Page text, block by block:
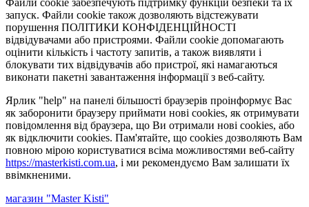
Файли cookie забезпечують підтримку функцій безпеки та їх
запуск. Файли cookie також дозволяють відстежувати
порушення ПОЛІТИКИ КОНФІДЕНЦІЙНОСТІ
відвідувачами або пристроями. Файли cookie допомагають
оцінити кількість і частоту запитів, а також виявляти і
блокувати тих відвідувачів або пристрої, які намагаються
виконати пакетні завантаження інформації з веб-сайту.
Ярлик "help" на панелі більшості браузерів проінформує Вас
як заборонити браузеру приймати нові cookies, як отримувати
повідомлення від браузера, що Ви отримали нові cookies, або
як відключити cookies. Пам'ятайте, що cookies дозволяють Вам
повною мірою користуватися всіма можливостями веб-сайту
https://masterkisti.com.ua, і ми рекомендуємо Вам залишати їх
ввімкненими.
магазин "Master Kisti"